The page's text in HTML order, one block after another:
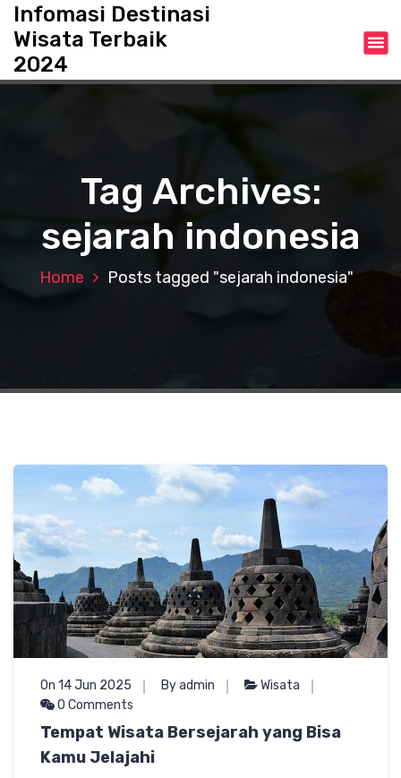
t
Infomasi Destinasi
Wisata Terbaik
2024
Tag Archives:
sejarah indonesia
Home Posts tagged "sejarah indonesia"
On 14 Jun 2025 By admin
Wisata
0 Comments
Tempat Wisata Bersejarah yang Bisa
Kamu Jelajahi